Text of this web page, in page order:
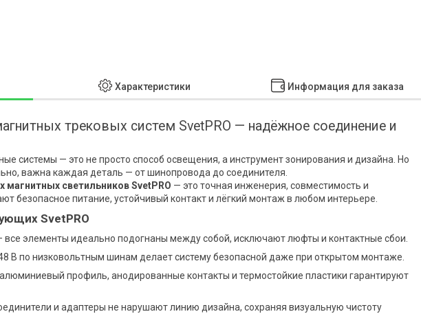
Характеристики Информация для заказа
трековых систем SvetPRO — надёжное соединение и
системы — это не просто способ освещения, а инструмент зонирования и дизайна. Но
важна каждая деталь — от шинопровода до соединителя.
светильников SvetPRO — это точная инженерия, совместимость и
безопасное питание, устойчивый контакт и лёгкий монтаж в любом интерьере.
SvetPRO
все элементы идеально подогнаны между собой, исключают люфты и контактные сбои.
В по низковольтным шинам делает систему безопасной даже при открытом монтаже.
профиль, анодированные контакты и термостойкие пластики гарантируют
и адаптеры не нарушают линию дизайна, сохраняя визуальную чистоту